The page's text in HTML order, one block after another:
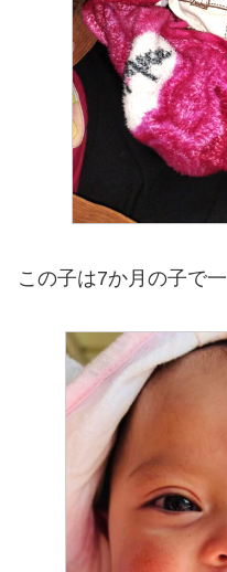
この子は7か月の子で